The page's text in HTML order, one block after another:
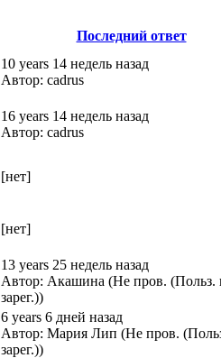
Последний ответ
10 years 14 недель назад
Автор: cadrus
16 years 14 недель назад
Автор: cadrus
[нет]
[нет]
13 years 25 недель назад
Автор: Акашина (Не пров. (Польз.
зарег.))
6 years 6 дней назад
Автор: Мария Лип (Не пров.
зарег.))